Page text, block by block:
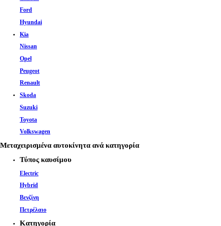
Ford
Hyundai
Kia
Nissan
Opel
Peugeot
Renault
Skoda
Suzuki
Toyota
Volkswagen
Μεταχειρισμένα αυτοκίνητα ανά κατηγορία
Τύπος καυσίμου
Electric
Hybrid
Βενζίνη
Πετρέλαιο
Κατηγορία